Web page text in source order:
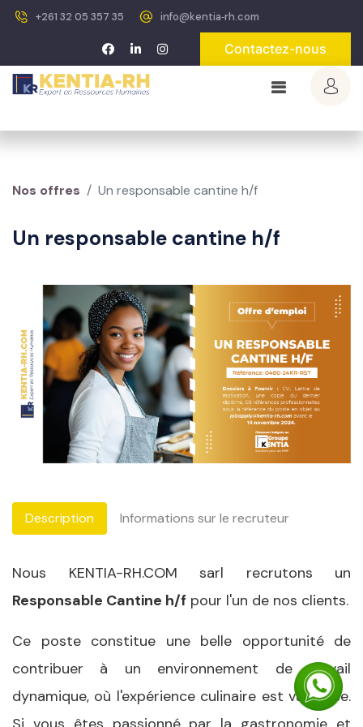
+261 32 05 357 35 info@kentia‐rh.com
Contactez-nous
Nos offres Un responsable cantine h/f
Un responsable cantine h/f
Description Informations sur le recruteur
Nous KENTIA-RH.COM sarl recrutons un
Responsable Cantine h/f pour l'un de nos clients.
Ce poste constitue une belle opportunité de
contribuer à un environnement de travail
dynamique, où l'expérience culinaire est valorisée.